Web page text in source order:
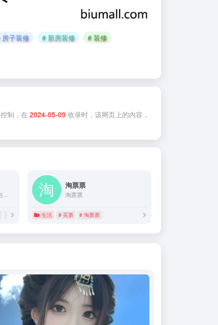
房子装修 # 新房装修 # 装修
制，在 2024-05-09 收录时，该网页上的内容，
# 街拍网站
淘票票
淘票票
生活 # 买票 # 淘票票